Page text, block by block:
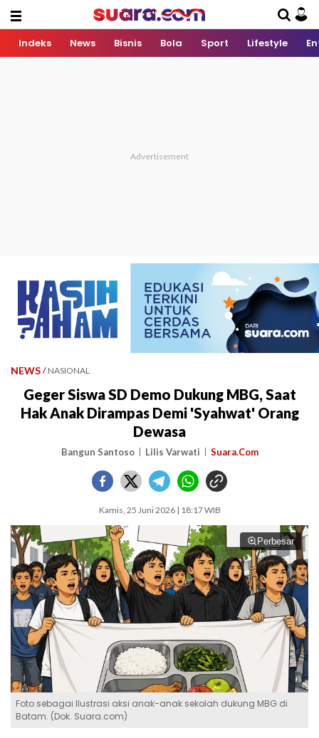
Indeks News Bisnis Bola Sport Lifestyle
NEWS / NASIONAL
Geger Siswa SD Demo Dukung MBG, Saat
Hak Anak Dirampas Demi 'Syahwat' Orang
Dewasa
Bangun Santoso Lilis Varwati Suara.Com
Kamis, 25 Juni 2026 | 18:17 WIB
Perbesar
Foto sebagai Ilustrasi aksi anak-anak sekolah dukung MBG di
Batam. (Dok. Suara.com)